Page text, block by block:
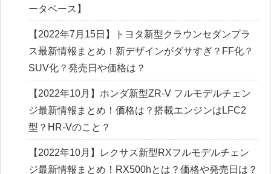
ータベース】
【2022年7月15日】トヨタ新型クラウンセダンプラ
ス最新情報まとめ！新デザインがダサすぎ？FF化？
SUV化？発売日や価格は？
【2022年10月】ホンダ新型ZR-V フルモデルチェン
ジ最新情報まとめ！価格は？搭載エンジンはLFC2
型？HR-Vのこと？
【2022年10月】レクサス新型RXフルモデルチェン
ジ最新情報まとめ！RX500hとは？価格や発売日は？